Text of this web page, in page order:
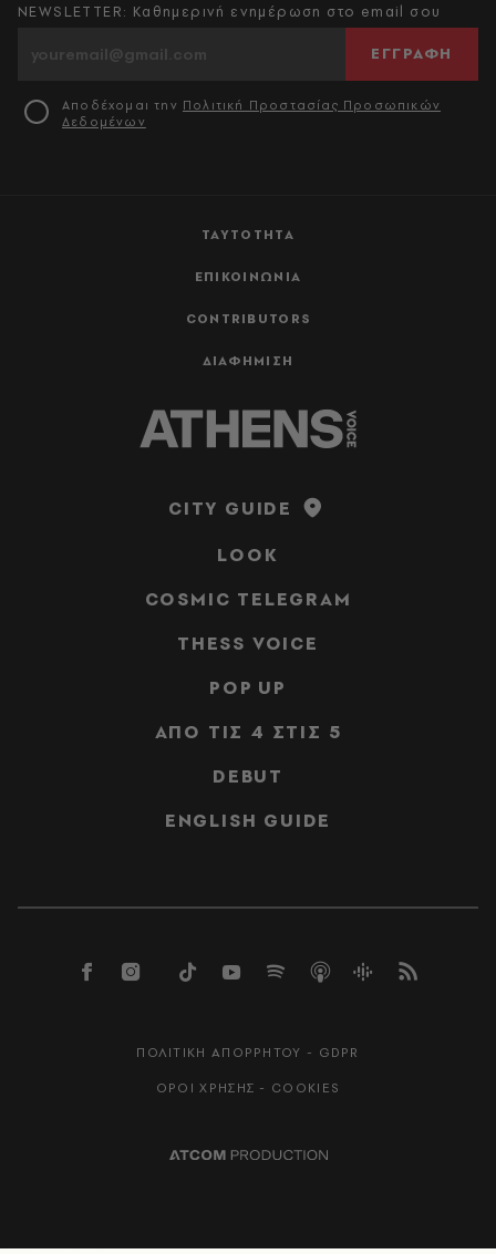
ΤΑΥΤΟΤΗΤΑ
ΕΠΙΚΟΙΝΩΝΙΑ
CONTRIBUTORS
ΔΙΑΦΗΜΙΣΗ
NEWSLETTER: Καθημερινή ενημέρωση στο email σου
ΕΓΓΡΑΦΗ
Αποδέχομαι την Πολιτική Προστασίας Προσωπικών
Δεδομένων
CITY GUIDE
LOOK
COSMIC TELEGRAM
THESS VOICE
POP UP
ΑΠΟ ΤΙΣ 4 ΣΤΙΣ 5
DEBUT
ENGLISH GUIDE
ΠΟΛΙΤΙΚΗ ΑΠΟΡΡΗΤΟΥ - GDPR
ΟΡΟΙ ΧΡΗΣΗΣ - COOKIES